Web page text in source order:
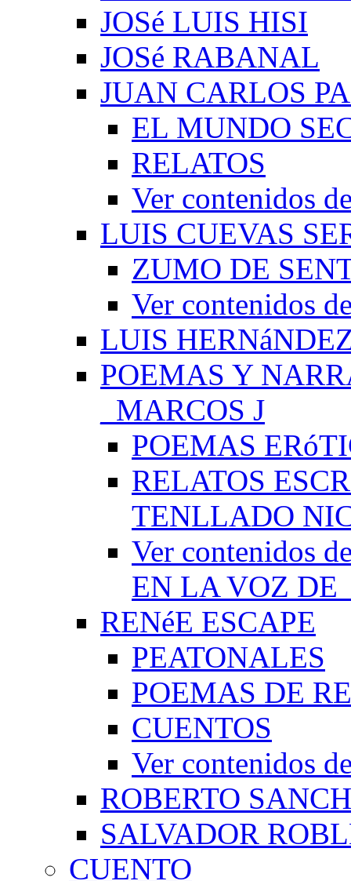
JOSé LUIS HISI
JOSé RABANAL
JUAN CARLOS
EL MUNDO
RELATOS
Ver contenidos
LUIS CUEVAS
ZUMO DE
Ver contenidos
LUIS
POEMAS Y
_MARCOS J
POEMAS
RELATOS
TENLLADO
Ver contenidos
EN LA VOZ DE
RENéE ESCAPE
PEATONALES
POEMAS DE
CUENTOS
Ver contenidos
ROBERTO
SALVADOR
CUENTO